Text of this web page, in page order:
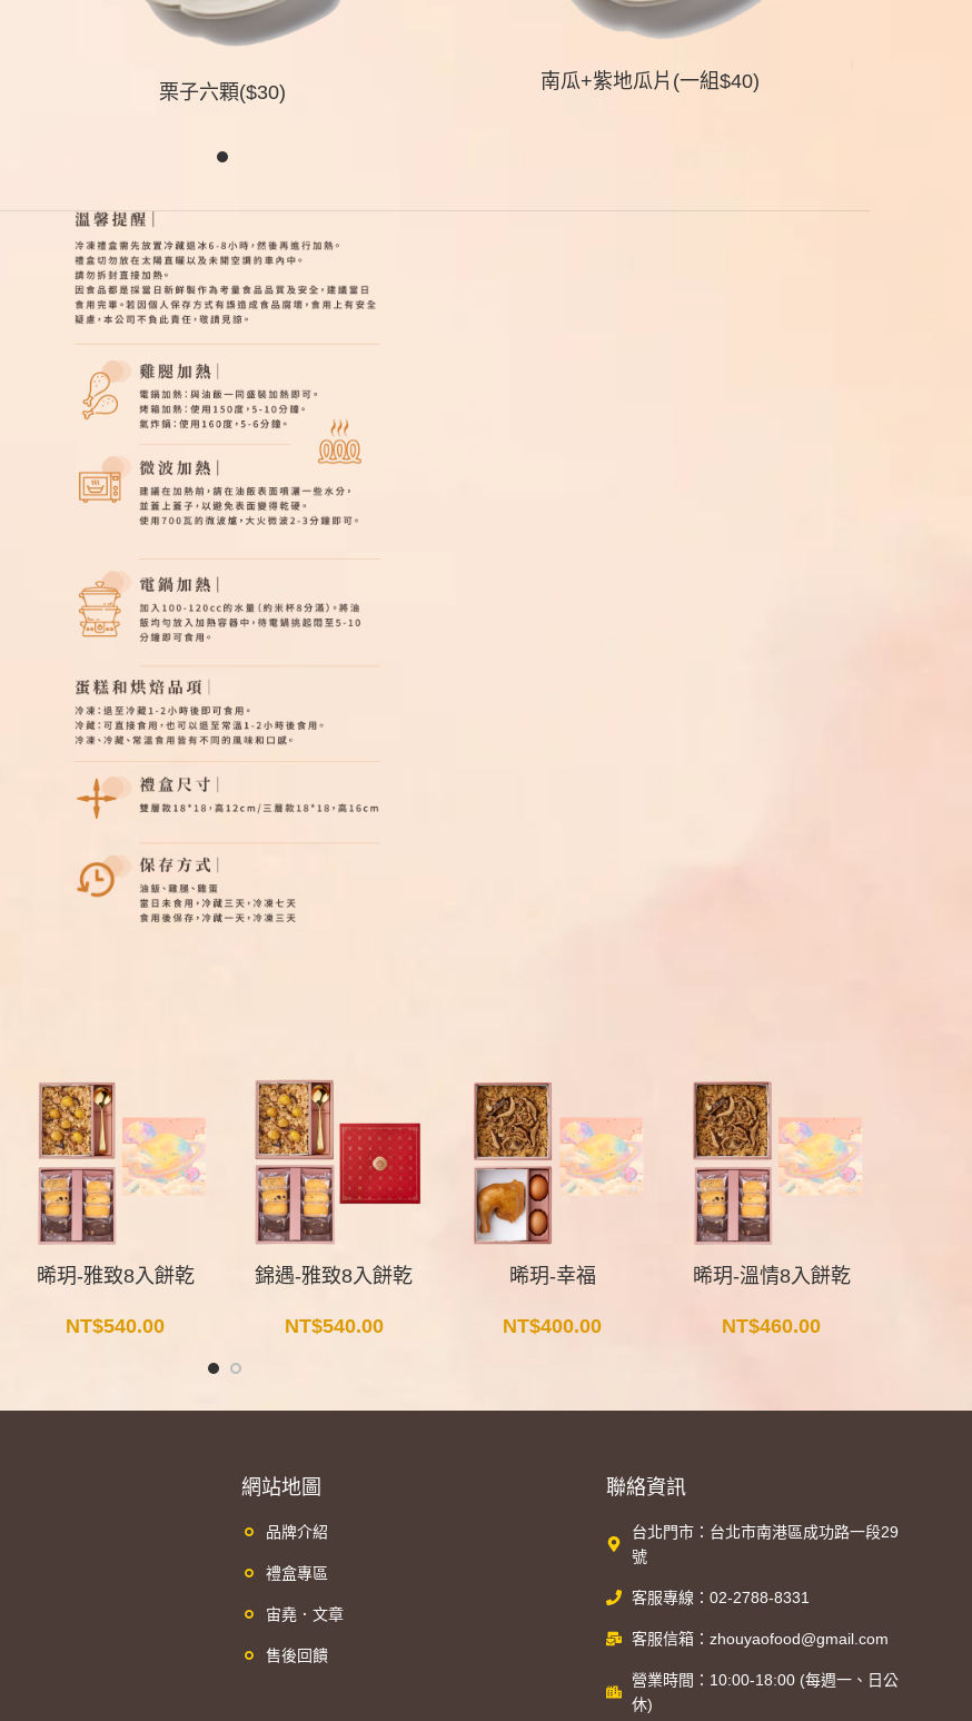
栗子六顆($30)
南瓜+紫地瓜片(一組$40)
晞玥-雅致8入餅乾
NT$540.00
錦遇-雅致8入餅乾
NT$540.00
晞玥-幸福
NT$400.00
晞玥-溫情8入餅乾
NT$460.00
網站地圖
品牌介紹
禮盒專區
宙堯．文章
售後回饋
聯絡資訊
台北門市：台北市南港區成功路一段29
號
客服專線：02-2788-8331
客服信箱：zhouyaofood@gmail.com
營業時間：10:00-18:00 (每週一、日公
休)